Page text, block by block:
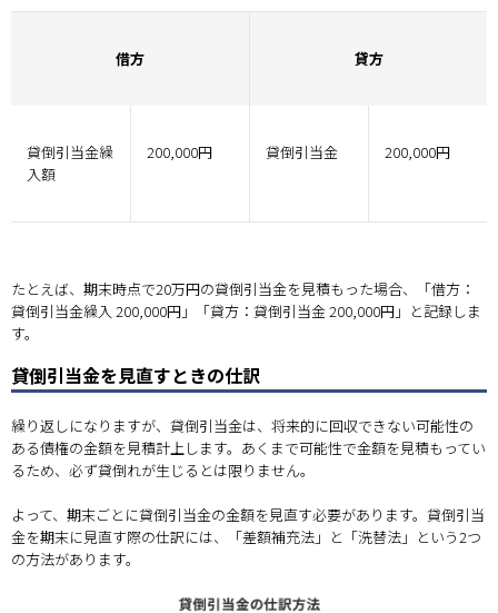
借方 貸方
貸倒引当金繰
入額
200,000円 貸倒引当金 200,000円
たとえば、期末時点で20万円の貸倒引当金を見積もった場合、「借方：
貸倒引当金繰入 200,000円」「貸方：貸倒引当金 200,000円」と記録しま
す。
貸倒引当金を見直すときの仕訳
繰り返しになりますが、貸倒引当金は、将来的に回収できない可能性の
ある債権の金額を見積計上します。あくまで可能性で金額を見積もってい
るため、必ず貸倒れが生じるとは限りません。
よって、期末ごとに貸倒引当金の金額を見直す必要があります。貸倒引当
金を期末に見直す際の仕訳には、「差額補充法」と「洗替法」という2つ
の方法があります。